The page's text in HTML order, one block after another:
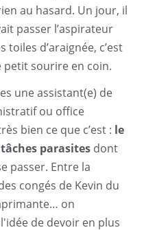
au hasard. Un jour, il
passer l’aspirateur
d’araignée, c’est
petit sourire en coin.
une assistant(e) de
ou office
bien ce que c’est : le
parasites dont
passer. Entre la
congés de Kevin du
on
de devoir en plus